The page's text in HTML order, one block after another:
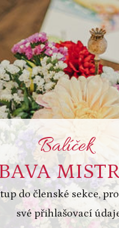
Balíček
do členské sekce,
své přihlašovací